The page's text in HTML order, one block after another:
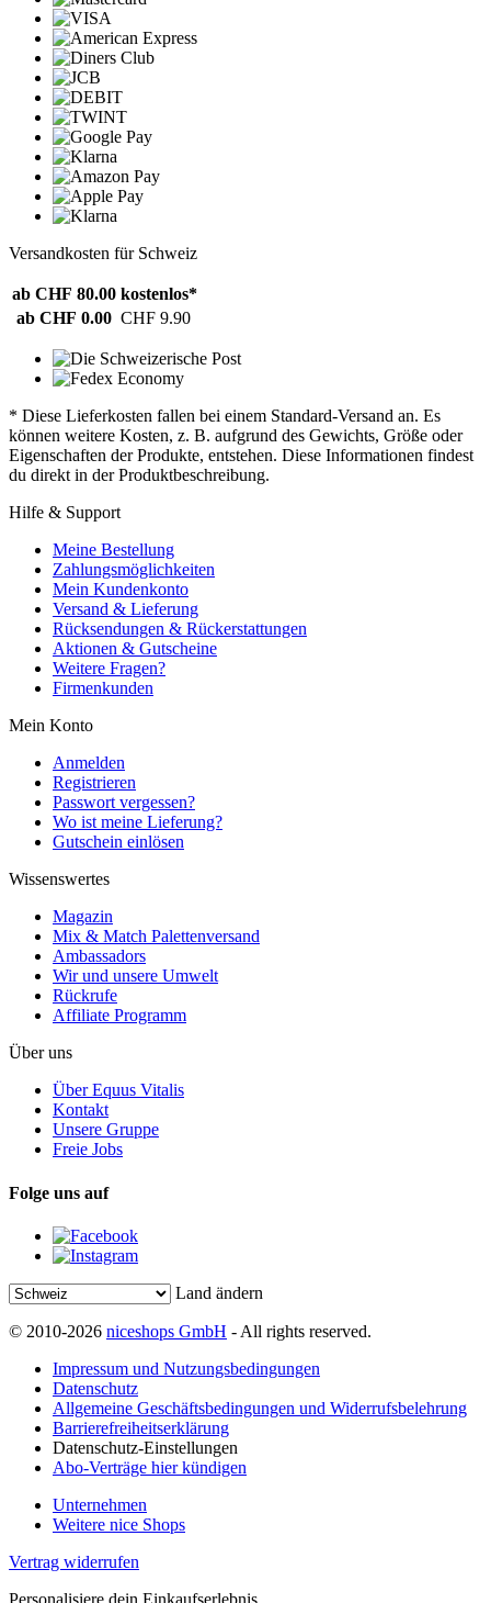
Versandkosten für Schweiz
ab CHF 80.00 kostenlos*
ab CHF 0.00 CHF 9.90
* Diese Lieferkosten fallen bei einem Standard-Versand an. Es
können weitere Kosten, z. B. aufgrund des Gewichts, Größe oder
Eigenschaften der Produkte, entstehen. Diese Informationen findest
du direkt in der Produktbeschreibung.
Hilfe & Support
Meine Bestellung
Zahlungsmöglichkeiten
Mein Kundenkonto
Versand & Lieferung
Rücksendungen & Rückerstattungen
Aktionen & Gutscheine
Weitere Fragen?
Firmenkunden
Mein Konto
Anmelden
Registrieren
Passwort vergessen?
Wo ist meine Lieferung?
Gutschein einlösen
Wissenswertes
Magazin
Mix & Match Palettenversand
Ambassadors
Wir und unsere Umwelt
Rückrufe
Affiliate Programm
Über uns
Über Equus Vitalis
Kontakt
Unsere Gruppe
Freie Jobs
Folge uns auf
Land ändern
© 2010-2026 niceshops GmbH - All rights reserved.
Impressum und Nutzungsbedingungen
Datenschutz
Allgemeine Geschäftsbedingungen und Widerrufsbelehrung
Barrierefreiheitserklärung
Datenschutz-Einstellungen
Abo-Verträge hier kündigen
Unternehmen
Weitere nice Shops
Vertrag widerrufen
Personalisiere dein Einkaufserlebnis